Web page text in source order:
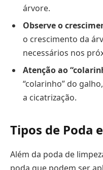
árvore.
Observe o
o crescimento da
necessários nos
Atenção ao
“colarinho” do
a cicatrização.
Tipos de Poda
Além da poda de